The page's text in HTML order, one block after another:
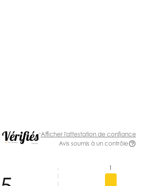
Afficher l'attestation de confiance
Avis soumis à un contrôle
1